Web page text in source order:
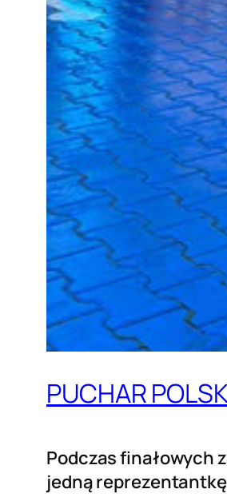
PUCHAR
Podczas finałowych
jedną